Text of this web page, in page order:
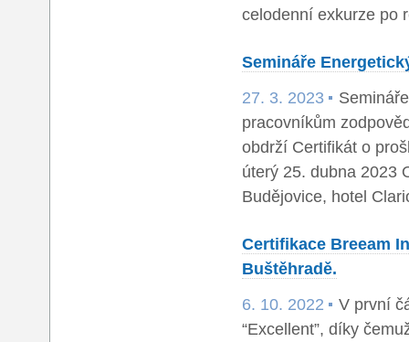
celodenní exkurze po
Semináře
27. 3. 2023
pracovníkům
obdrží Certifikát o
úterý 25. dubna 2023
Budějovice, hotel
Certifikace Breeam
Buštěhradě.
6. 10. 2022
V první
“Excellent”, díky